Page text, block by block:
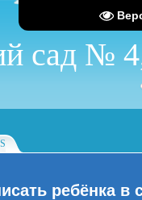
№ 4,
ребёнка в